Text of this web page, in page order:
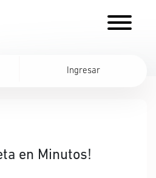
Ingresar
en Minutos!